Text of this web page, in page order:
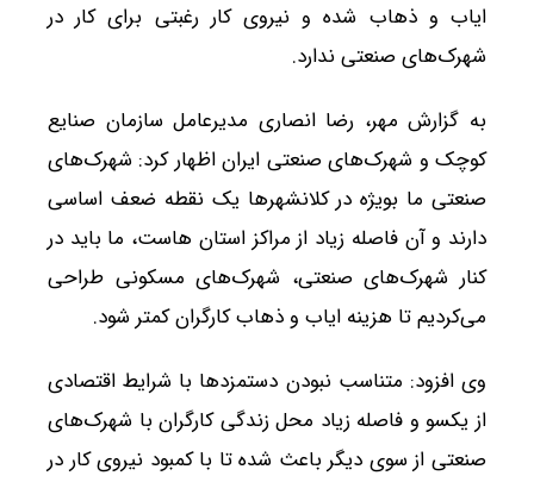
ایاب و ذهاب شده و نیروی کار رغبتی برای کار در
شهرک‌های صنعتی ندارد.
به گزارش مهر، رضا انصاری مدیرعامل سازمان صنایع
کوچک و شهرک‌های صنعتی ایران اظهار کرد: شهرک‌های
صنعتی ما بویژه در کلانشهرها یک نقطه ضعف اساسی
دارند و آن فاصله زیاد از مراکز استان هاست، ما باید در
کنار شهرک‌های صنعتی، شهرک‌های مسکونی طراحی
می‌کردیم تا هزینه ایاب و ذهاب کارگران کمتر شود.
وی افزود: متناسب نبودن دستمزدها با شرایط اقتصادی
از یکسو و فاصله زیاد محل زندگی کارگران با شهرک‌های
صنعتی از سوی دیگر باعث شده تا با کمبود نیروی کار در